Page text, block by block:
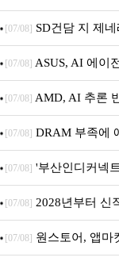
던전 13’ 참가!
[07/08] SD건담 지 제
아의 용사’ 재개최
[07/08] ASUS, AI 에이
[07/08] AMD, AI 추론
[07/08] DRAM 부족에
퍼 대기
[07/08] '부산인디커넥
개막... 22일간 진행
[07/08] 2028년부터 신
문 추가
[07/08] 원스토어, 앱마